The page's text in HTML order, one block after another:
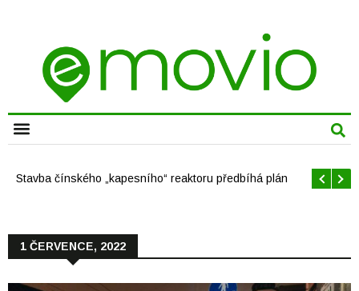
Stavba čínského „kapesního“ reaktoru předbíhá plán
1 ČERVENCE, 2022